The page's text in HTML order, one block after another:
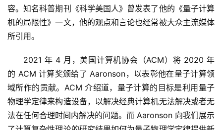
容。知名科普期刊《科学美国人》曾发表了他的《量子计算
机的局限性》一文，他的观点和言论也经常被大众主流媒体
所引用。
2021 年 4 月，美国计算机协会（ACM）将 2020 年
的 ACM 计算奖颁给了 Aaronson，以表彰他在量子计算领
域所作的贡献。ACM 介绍道，量子计算的目标是利用量子
物理学定律来构造设备，以解决经典计算机无法解决或者无
法在任何合理时间内解决的问题。而 Aaronson 向我们展示